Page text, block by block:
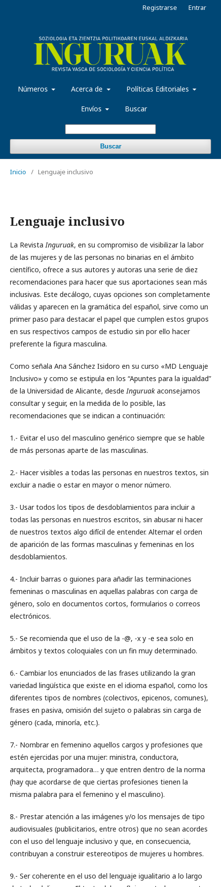
Números Acerca de Políticas Editoriales
Envíos Buscar
Buscar
Registrarse Entrar
Inicio / Lenguaje inclusivo
Lenguaje inclusivo
La RevistaInguruak, en su compromiso de visibilizar la labor
de las mujeres y de las personas no binarias en el ámbito
científico, ofrece a sus autores y autoras una serie de diez
recomendaciones para hacer que sus aportaciones sean más
inclusivas. Este decálogo, cuyas opciones son completamente
válidas y aparecen en la gramática del español, sirve como un
primer paso para destacar el papel que cumplen estos grupos
en sus respectivos campos de estudio sin por ello hacer
preferente la figura masculina.
Como señala Ana Sánchez Isidoro en su curso «MD Lenguaje
Inclusivo» y como se estipula en los “Apuntes para la igualdad”
de la Universidad de Alicante, desdeInguruak aconsejamos
consultar y seguir, en la medida de lo posible, las
recomendaciones que se indican a continuación:
1.- Evitar el uso del masculino genérico siempre que se hable
de más personas aparte de las masculinas.
2.- Hacer visibles a todas las personas en nuestros textos, sin
excluir a nadie o estar en mayor o menor número.
3.- Usar todos los tipos de desdoblamientos para incluir a
todas las personas en nuestros escritos, sin abusar ni hacer
de nuestros textos algo difícil de entender. Alternar el orden
de aparición de las formas masculinas y femeninas en los
desdoblamientos.
4.- Incluir barras o guiones para añadir las terminaciones
femeninas o masculinas en aquellas palabras con carga de
género, solo en documentos cortos, formularios o correos
electrónicos.
5.- Se recomienda que el uso de la -@, -x y -e sea solo en
ámbitos y textos coloquiales con un fin muy determinado.
6.- Cambiar los enunciados de las frases utilizando la gran
variedad lingüística que existe en el idioma español, como los
diferentes tipos de nombres (colectivos, epicenos, comunes),
frases en pasiva, omisión del sujeto o palabras sin carga de
género (cada, minoría, etc.).
7.- Nombrar en femenino aquellos cargos y profesiones que
estén ejercidas por una mujer: ministra, conductora,
arquitecta, programadora… y que entren dentro de la norma
(hay que acordarse de que ciertas profesiones tienen la
misma palabra para el femenino y el masculino).
8.- Prestar atención a las imágenes y/o los mensajes de tipo
audiovisuales (publicitarios, entre otros) que no sean acordes
con el uso del lenguaje inclusivo y que, en consecuencia,
contribuyan a construir estereotipos de mujeres u hombres.
9.- Ser coherente en el uso del lenguaje igualitario a lo largo